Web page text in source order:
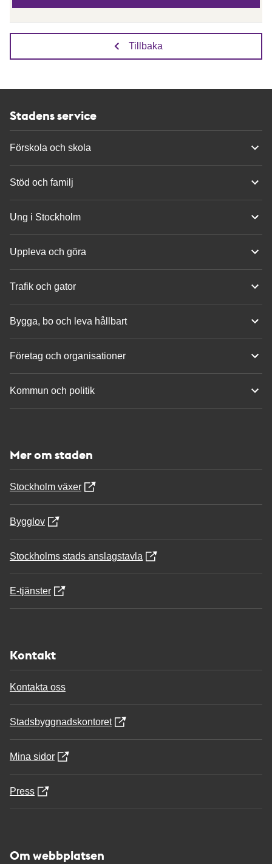
Tillbaka
Stadens service
Förskola och skola
Stöd och familj
Ung i Stockholm
Uppleva och göra
Trafik och gator
Bygga, bo och leva hållbart
Företag och organisationer
Kommun och politik
Mer om staden
Stockholm växer
Bygglov
Stockholms stads anslagstavla
E-tjänster
Kontakt
Kontakta oss
Stadsbyggnadskontoret
Mina sidor
Press
Om webbplatsen